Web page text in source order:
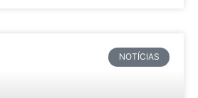
NOTÍCIAS